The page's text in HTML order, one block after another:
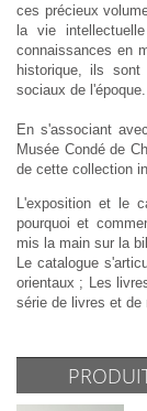
ces précieux
la vie
connaissances en
historique, ils sont
sociaux de l'époque.
En s'associant
Musée Condé de
de cette collection
L'exposition et le
pourquoi et
mis la main sur la
Le catalogue
orientaux ; Les
série de livres et de